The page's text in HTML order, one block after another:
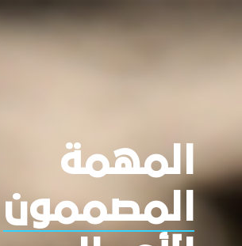
المهمة
المصممون